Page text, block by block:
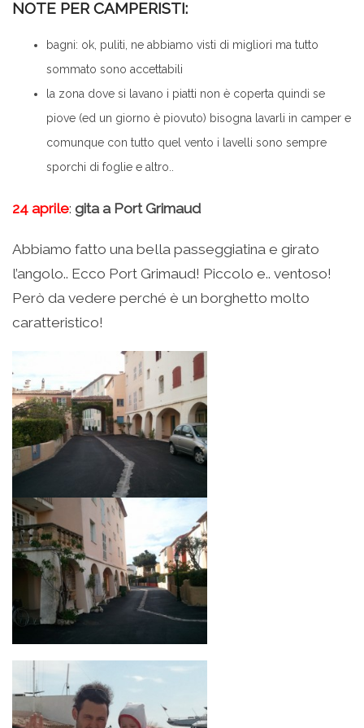
NOTE PER CAMPERISTI:
bagni: ok, puliti, ne abbiamo visti di migliori ma tutto
sommato sono accettabili
la zona dove si lavano i piatti non è coperta quindi se
piove (ed un giorno è piovuto) bisogna lavarli in camper e
comunque con tutto quel vento i lavelli sono sempre
sporchi di foglie e altro..
24 aprile: gita a Port Grimaud
Abbiamo fatto una bella passeggiatina e girato
l’angolo.. Ecco Port Grimaud! Piccolo e.. ventoso!
Però da vedere perché è un borghetto molto
caratteristico!